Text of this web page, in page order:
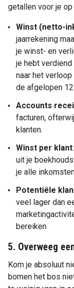
getallen voor je op
Winst (netto-
jaarrekening
je winst- en
je hebt
naar het
de afgelopen
Accounts
facturen,
klanten.
Winst per klant
uit je
je alle
Potentiële
veel lager dan
bereiken
5. Overweeg
Kom je absoluut
bomen het bos